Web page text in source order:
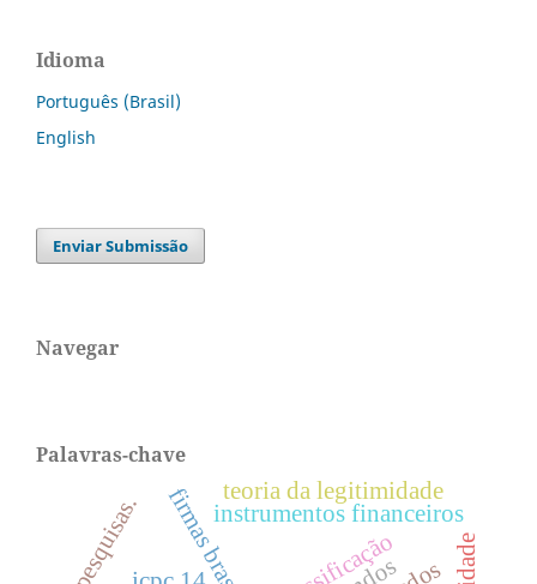
Idioma
Português (Brasil)
English
Enviar Submissão
Navegar
Palavras-chave
instrumentos financeiros
pesquisas.
teoria da legitimidade